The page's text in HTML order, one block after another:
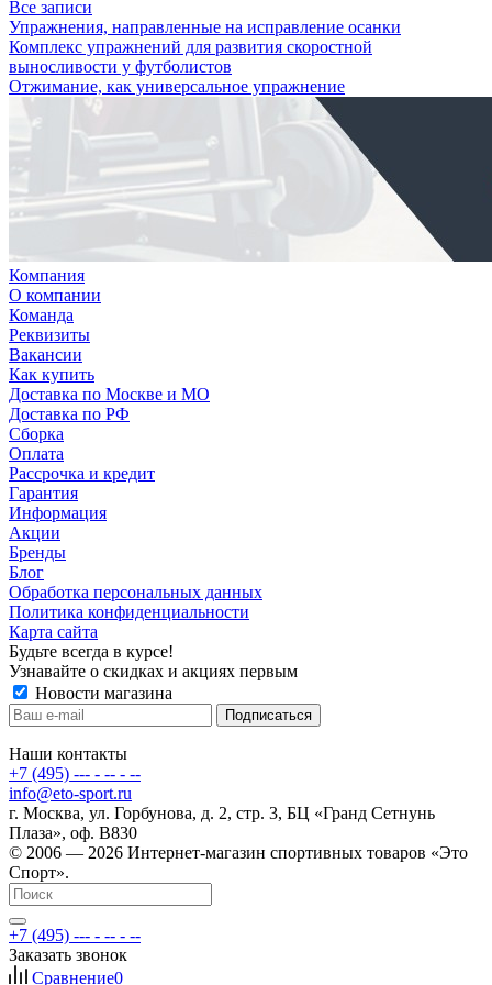
Все записи
Упражнения, направленные на исправление осанки
Комплекс упражнений для развития скоростной
выносливости у футболистов
Отжимание, как универсальное упражнение
Компания
О компании
Команда
Реквизиты
Вакансии
Как купить
Доставка по Москве и МО
Доставка по РФ
Сборка
Оплата
Рассрочка и кредит
Гарантия
Информация
Акции
Бренды
Блог
Обработка персональных данных
Политика конфиденциальности
Карта сайта
Будьте всегда в курсе!
Узнавайте о скидках и акциях первым
Новости магазина
Наши контакты
+7 (495) --- - -- - --
info@eto-sport.ru
г. Москва, ул. Горбунова, д. 2, стр. 3, БЦ «Гранд Сетнунь
Плаза», оф. В830
© 2006 — 2026 Интернет-магазин спортивных товаров «Это
Спорт».
+7 (495) --- - -- - --
Заказать звонок
Сравнение0